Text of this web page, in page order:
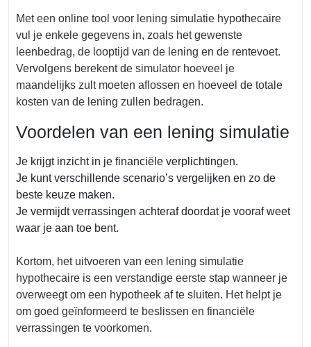
Met een online tool voor lening simulatie hypothecaire
vul je enkele gegevens in, zoals het gewenste
leenbedrag, de looptijd van de lening en de rentevoet.
Vervolgens berekent de simulator hoeveel je
maandelijks zult moeten aflossen en hoeveel de totale
kosten van de lening zullen bedragen.
Voordelen van een lening simulatie
Je krijgt inzicht in je financiële verplichtingen.
Je kunt verschillende scenario’s vergelijken en zo de
beste keuze maken.
Je vermijdt verrassingen achteraf doordat je vooraf weet
waar je aan toe bent.
Kortom, het uitvoeren van een lening simulatie
hypothecaire is een verstandige eerste stap wanneer je
overweegt om een hypotheek af te sluiten. Het helpt je
om goed geïnformeerd te beslissen en financiële
verrassingen te voorkomen.